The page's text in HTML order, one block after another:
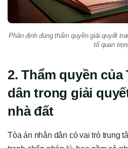
Phân định đúng thẩm quyền giải quyết
tố quan
2. Thẩm quyền của
dân trong giải
nhà đất
Tòa án nhân dân có vai trò trung